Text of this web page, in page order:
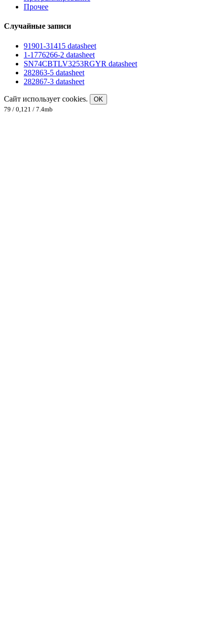
Прочее
Случайные записи
91901-31415 datasheet
1-1776266-2 datasheet
SN74CBTLV3253RGYR datasheet
282863-5 datasheet
282867-3 datasheet
Сайт использует cookies.
OK
79 / 0,121 / 7.4mb